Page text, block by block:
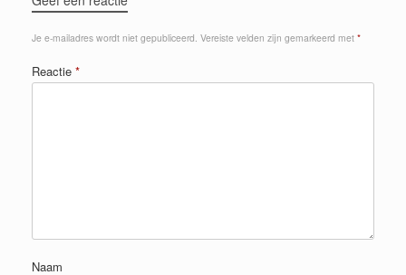
Je e-mailadres wordt niet gepubliceerd. Vereiste velden zijn gemarkeerd met *
Reactie *
Naam